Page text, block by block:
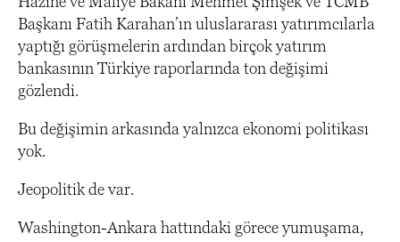
Başkanı Fatih Karahan’ın uluslararası yatırımcılarla
yaptığı görüşmelerin ardından birçok yatırım
bankasının Türkiye raporlarında ton değişimi
gözlendi.
Bu değişimin arkasında yalnızca ekonomi politikası
yok.
Jeopolitik de var.
Washington-Ankara hattındaki görece yumuşama,